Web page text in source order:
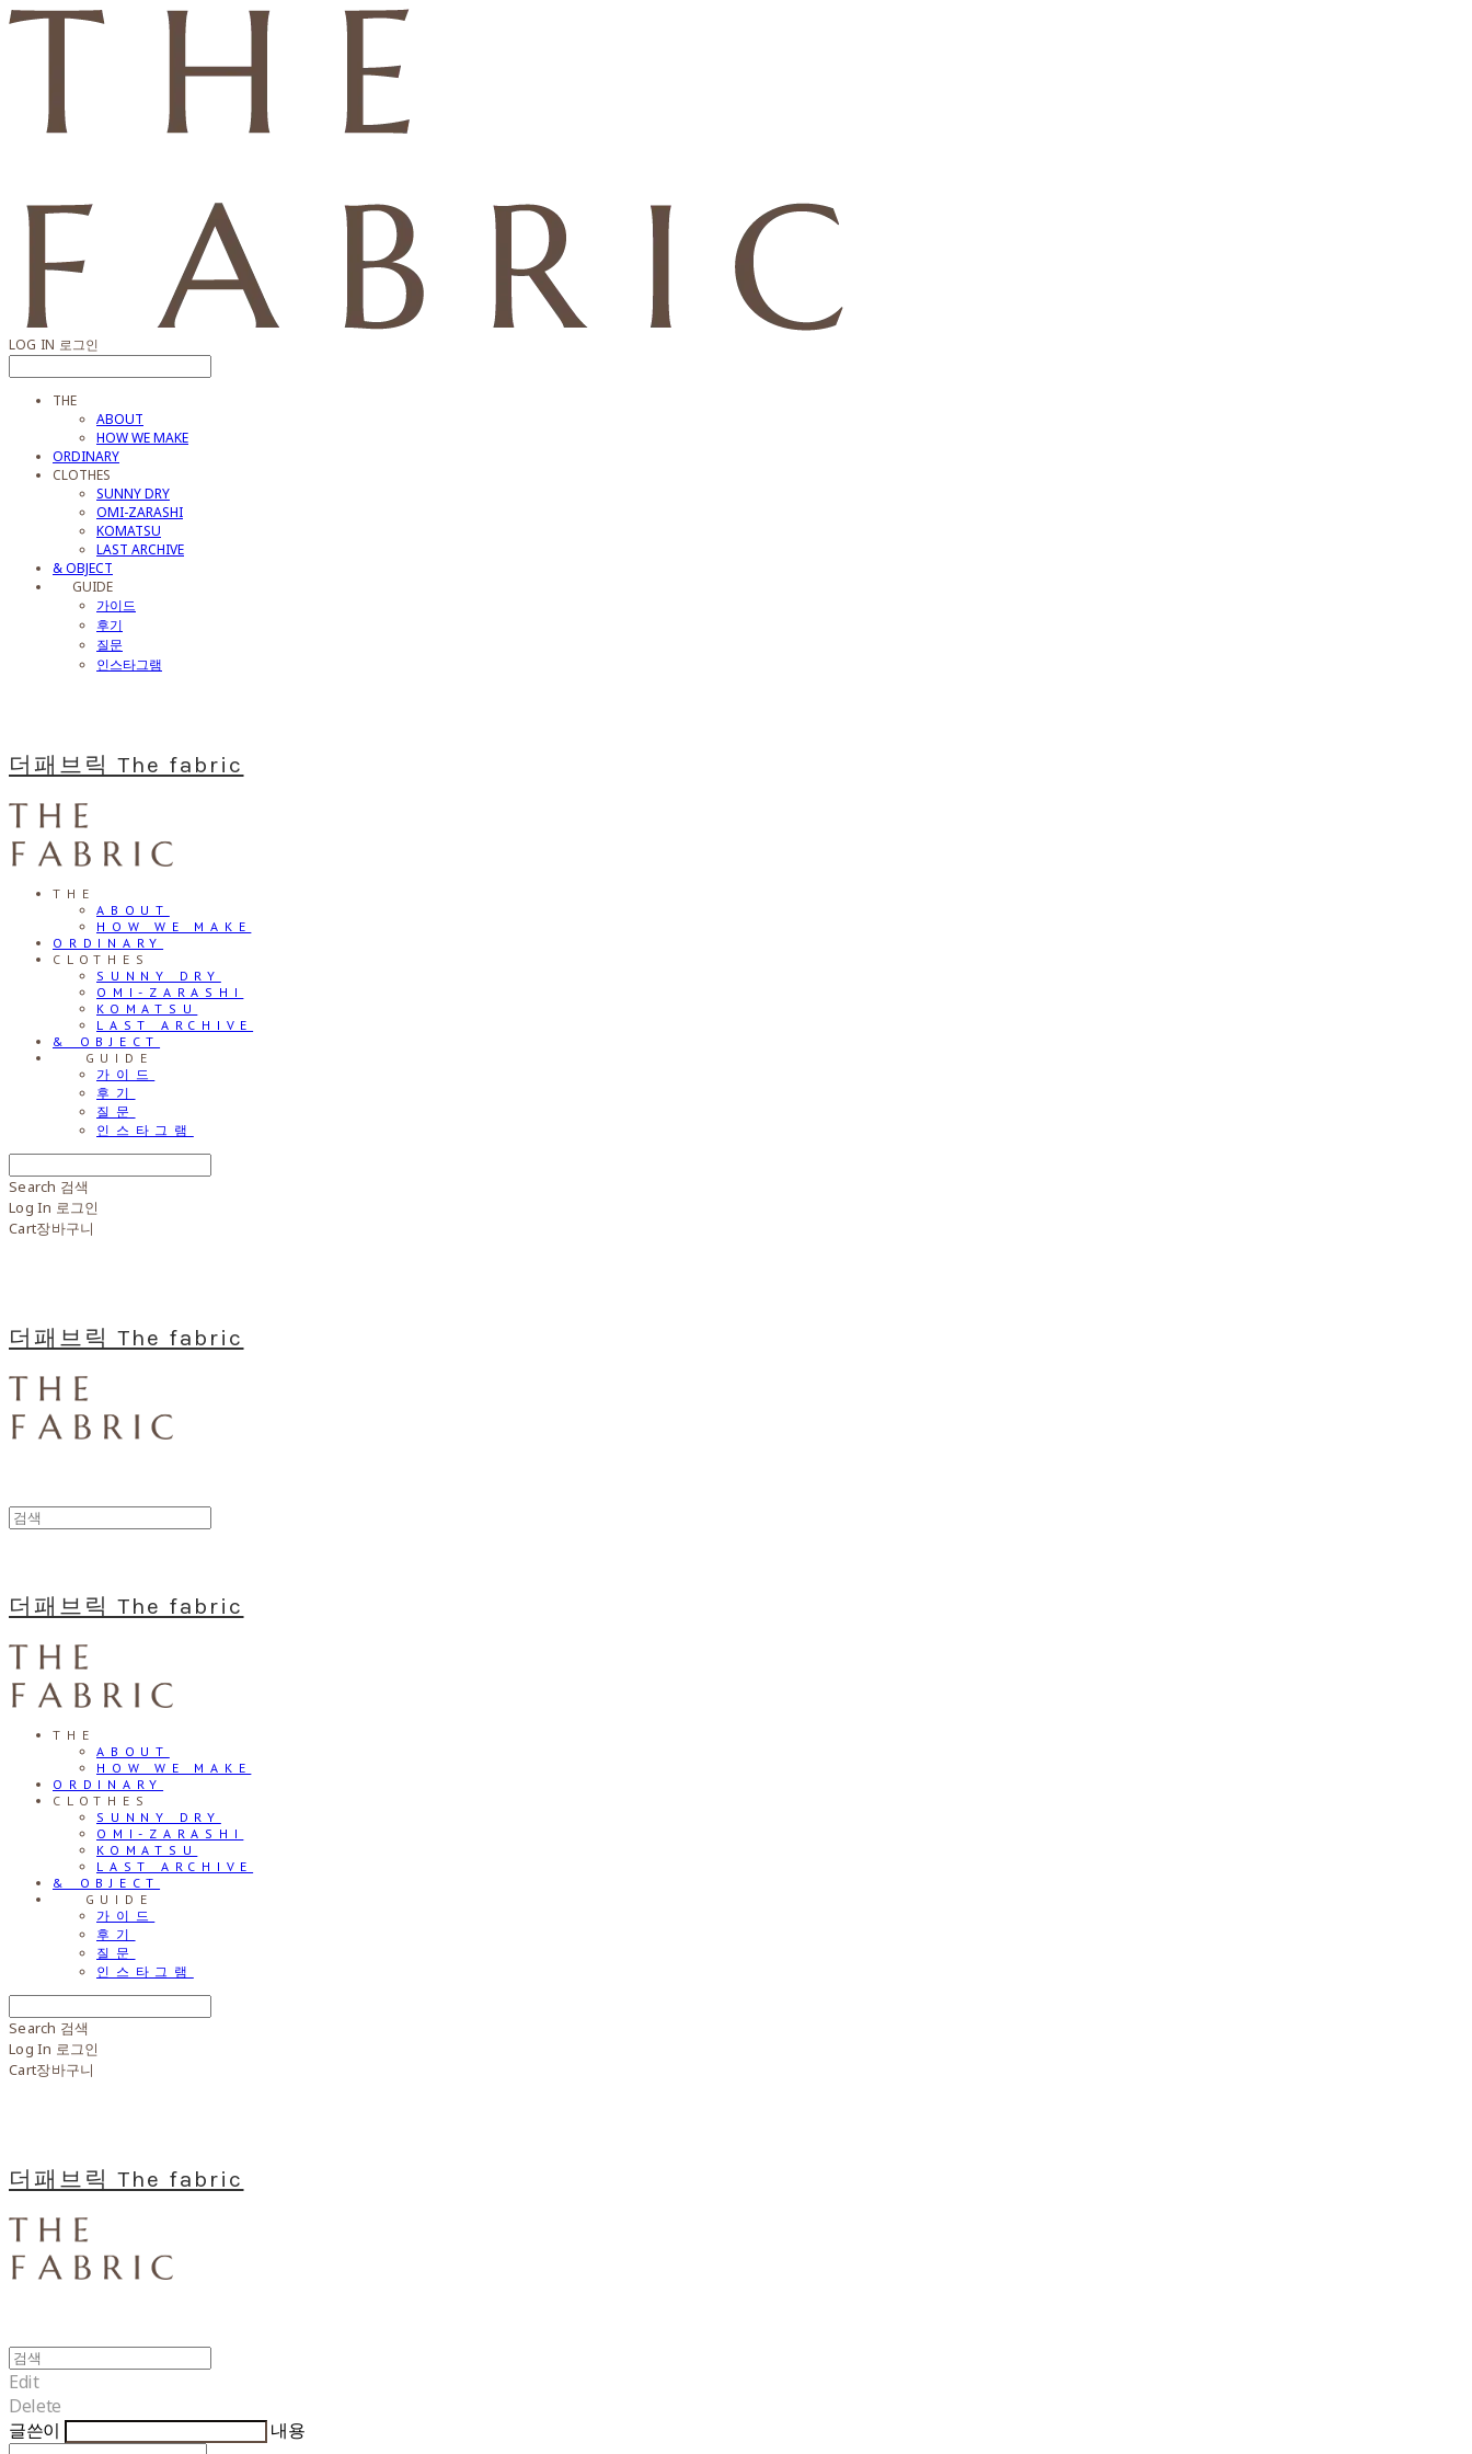
LOG IN 로그인
THE
ABOUT
HOW WE MAKE
ORDINARY
CLOTHES
SUNNY DRY
OMI-ZARASHI
KOMATSU
LAST ARCHIVE
& OBJECT
⠀⠀GUIDE
가이드
후기
질문
인스타그램
더패브릭 The fabric
THE
ABOUT
HOW WE MAKE
ORDINARY
CLOTHES
SUNNY DRY
OMI-ZARASHI
KOMATSU
LAST ARCHIVE
& OBJECT
⠀⠀GUIDE
가이드
후기
질문
인스타그램
Search 검색
Log In 로그인
Cart장바구니
더패브릭 The fabric
더패브릭 The fabric
THE
ABOUT
HOW WE MAKE
ORDINARY
CLOTHES
SUNNY DRY
OMI-ZARASHI
KOMATSU
LAST ARCHIVE
& OBJECT
⠀⠀GUIDE
가이드
후기
질문
인스타그램
Search 검색
Log In 로그인
Cart장바구니
더패브릭 The fabric
Edit
Delete
글쓴이
내용